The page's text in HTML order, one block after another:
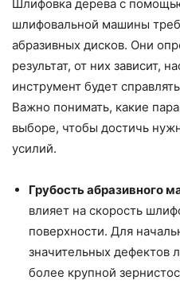
Шлифовка дерева с
шлифовальной машины
абразивных дисков. Они
результат, от них зависит,
инструмент будет
Важно понимать, какие
выборе, чтобы достичь
усилий.
Грубость абразивного
влияет на скорость
поверхности. Для
значительных дефектов
более крупной